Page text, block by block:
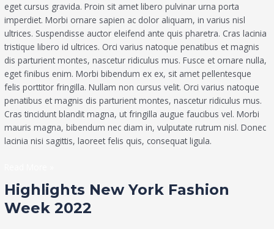
eget cursus gravida. Proin sit amet libero pulvinar urna porta
imperdiet. Morbi ornare sapien ac dolor aliquam, in varius nisl
ultrices. Suspendisse auctor eleifend ante quis pharetra. Cras lacinia
tristique libero id ultrices. Orci varius natoque penatibus et magnis
dis parturient montes, nascetur ridiculus mus. Fusce et ornare nulla,
eget finibus enim. Morbi bibendum ex ex, sit amet pellentesque
felis porttitor fringilla. Nullam non cursus velit. Orci varius natoque
penatibus et magnis dis parturient montes, nascetur ridiculus mus.
Cras tincidunt blandit magna, ut fringilla augue faucibus vel. Morbi
mauris magna, bibendum nec diam in, vulputate rutrum nisl. Donec
lacinia nisi sagittis, laoreet felis quis, consequat ligula.
Highlights New York Fashion
Week 2022
Highlights
New
York